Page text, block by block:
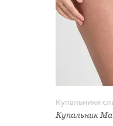
Купальники
Купальник